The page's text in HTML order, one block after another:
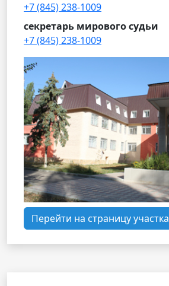
+7 (845) 238-1009
секретарь мирового судьи
+7 (845) 238-1009
Перейти на страницу участка